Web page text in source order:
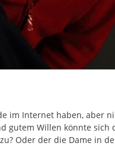
im Internet haben, aber
gutem Willen könnte sich
Oder der die Dame in